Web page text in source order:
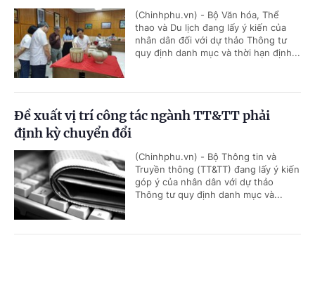
(Chinhphu.vn) - Bộ Văn hóa, Thể
thao và Du lịch đang lấy ý kiến của
nhân dân đối với dự thảo Thông tư
quy định danh mục và thời hạn định...
Đề xuất vị trí công tác ngành TT&TT phải
định kỳ chuyển đổi
(Chinhphu.vn) - Bộ Thông tin và
Truyền thông (TT&TT) đang lấy ý kiến
góp ý của nhân dân với dự thảo
Thông tư quy định danh mục và...